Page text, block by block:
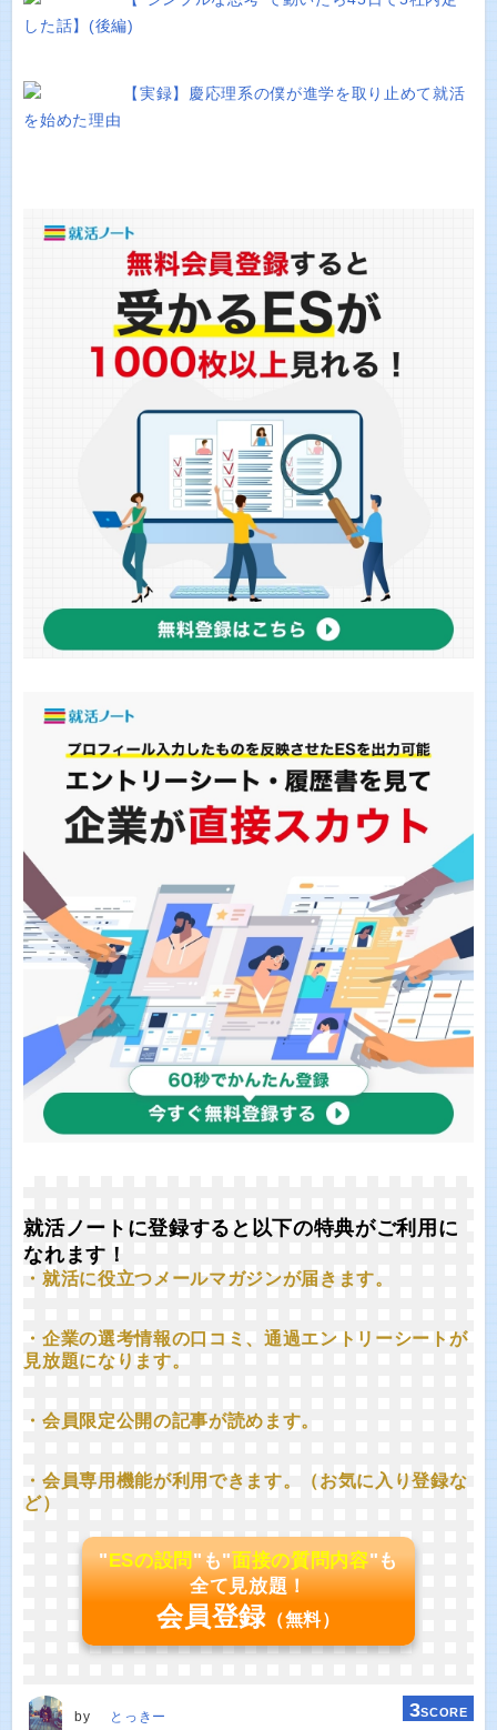
した話】(後編)
【実録】慶応理系の僕が進学を取り止めて就活
を始めた理由
就活ノートに登録すると以下の特典がご利用に
なれます！
・就活に役立つメールマガジンが届きます。
・企業の選考情報の口コミ、通過エントリーシートが
見放題になります。
・会員限定公開の記事が読めます。
・会員専用機能が利用できます。（お気に入り登録な
ど）
"ESの設問"も"面接の質問内容"も
全て見放題！
会員登録 （無料）
by とっきー 3SCORE